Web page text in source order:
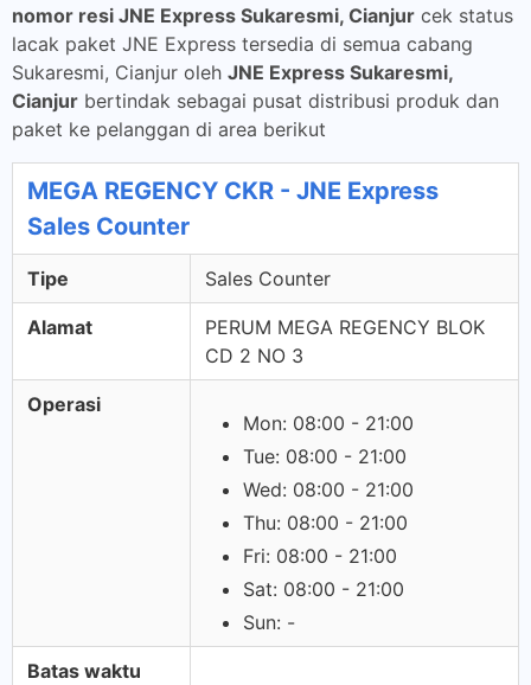
nomor resi JNE Express Sukaresmi, Cianjur cek status
lacak paket JNE Express tersedia di semua cabang
Sukaresmi, Cianjur oleh JNE Express Sukaresmi,
Cianjur bertindak sebagai pusat distribusi produk dan
paket ke pelanggan di area berikut
MEGA REGENCY CKR - JNE Express
Sales Counter
Tipe Sales Counter
Alamat
PERUM MEGA REGENCY BLOK
CD 2 NO 3
Operasi
Mon: 08:00 - 21:00
Tue: 08:00 - 21:00
Wed: 08:00 - 21:00
Thu: 08:00 - 21:00
Fri: 08:00 - 21:00
Sat: 08:00 - 21:00
Sun: -
Batas waktu